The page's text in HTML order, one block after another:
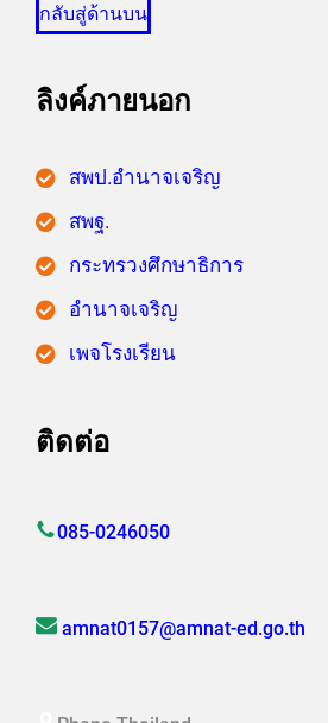
กลับสู่ด้านบน
ลิงค์ภายนอก
สพป.อำนาจเจริญ
สพฐ.
กระทรวงศึกษาธิการ
อำนาจเจริญ
เพจโรงเรียน
ติดต่อ
085-0246050
amnat0157@amnat-ed.go.th